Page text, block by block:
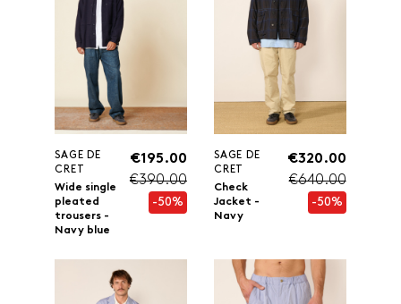
SAGE DE
CRET
Wide single
pleated
trousers -
Navy blue
€195.00
€390.00
-50%
SAGE DE
CRET
Check
Jacket -
Navy
€320.00
€640.00
-50%